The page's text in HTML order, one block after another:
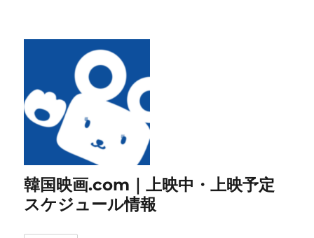
韓国映画.com｜上映中・上映予定
スケジュール情報